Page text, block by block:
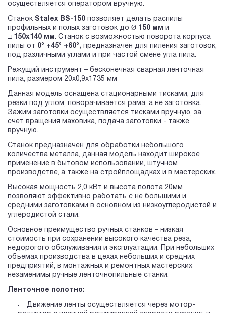
осуществляется оператором вручную.
Станок Stalex BS-150 позволяет делать распилы
профильных и полых заготовок до Ø 150 мм
и
□ 150х140 мм . Станок с возможностью поворота корпуса
пилы от 0° +45° +60°, предназначен для пиления заготовок,
под различными углами и при частой смене угла пила.
Режущий инструмент – бесконечная сварная ленточная
пила, размером 20х0,9х1735 мм
Данная модель оснащена стационарными тисками, для
резки под углом, поворачивается рама, а не заготовка.
Зажим заготовки осуществляется тисками вручную, за
счет вращения маховика, подача заготовки - также
вручную.
Станок предназначен для обработки небольшого
количества металла, данная модель находит широкое
применение в бытовом использовании, штучном
производстве, а также на стройплощадках и в мастерских.
Высокая мощность 2,0 кВт и высота полота 20мм
позволяют эффективно работать с не большими и
средними заготовками в основном из низкоуглеродистой и
углеродистой стали.
Основное преимущество ручных станков – низкая
стоимость при сохранении высокого качества реза,
недорогого обслуживания и эксплуатации. При небольших
объемах производства в цехах небольших и средних
предприятий, в монтажных и ремонтных мастерских
незаменимы ручные ленточнопильные станки.
Ленточное полотно:
Движение ленты осуществляется через мотор-